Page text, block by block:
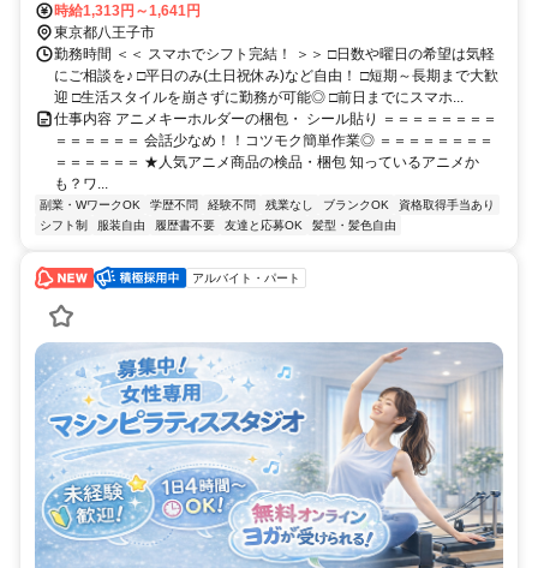
WEB登録会実施中！＞
時給1,313円～1,641円
東京都八王子市
勤務時間 ＜＜ スマホでシフト完結！ ＞＞ □日数や曜日の希望は気軽
にご相談を♪ □平日のみ(土日祝休み)など自由！ □短期～長期まで大歓
迎 □生活スタイルを崩さずに勤務が可能◎ □前日までにスマホ...
仕事内容 アニメキーホルダーの梱包・ シール貼り ＝＝＝＝＝＝＝＝
＝＝＝＝＝＝ 会話少なめ！！コツモク簡単作業◎ ＝＝＝＝＝＝＝＝
＝＝＝＝＝＝ ★人気アニメ商品の検品・梱包 知っているアニメか
も？ワ...
副業・WワークOK 学歴不問 経験不問 残業なし ブランクOK
資格取得手当あり
シフト制
服装自由 履歴書不要 友達と応募OK 髪型・髪色自由
アルバイト・パート